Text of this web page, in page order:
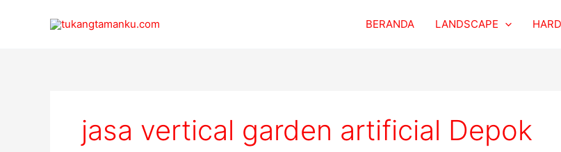
BERANDA LANDSCAPE
jasa vertical garden artificial Depok